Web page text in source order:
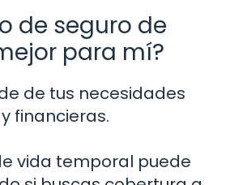
de seguro de
para mí?
de tus necesidades
financieras.
vida temporal puede